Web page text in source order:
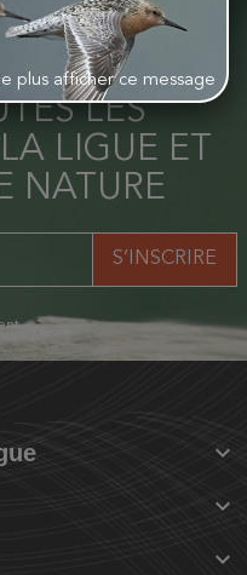
À NOTRE
LES
LIGUE ET
NATURE



plus afficher ce message